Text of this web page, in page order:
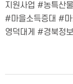
지원사업 #농특산
#마을소득증대 #
영덕대게 #경북정